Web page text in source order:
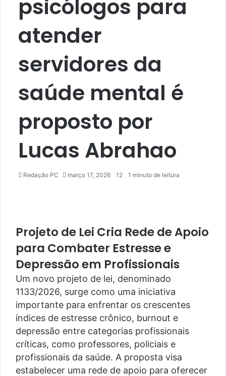
psicólogos para
atender
servidores da
saúde mental é
proposto por
Lucas Abrahao
Redação PC março 17, 2026 12 1 minuto de leitura
Projeto de Lei Cria Rede de Apoio
para Combater Estresse e
Depressão em Profissionais
Um novo projeto de lei, denominado
1133/2026, surge como uma iniciativa
importante para enfrentar os crescentes
índices de estresse crônico, burnout e
depressão entre categorias profissionais
críticas, como professores, policiais e
profissionais da saúde. A proposta visa
estabelecer uma rede de apoio para oferecer